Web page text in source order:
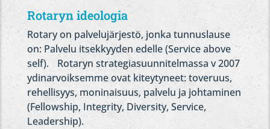
Rotaryn ideologia
Rotary on palvelujärjestö, jonka tunnuslause
on: Palvelu itsekkyyden edelle (Service above
self). Rotaryn strategiasuunnitelmassa v 2007
ydinarvoiksemme ovat kiteytyneet: toveruus,
rehellisyys, moninaisuus, palvelu ja johtaminen
(Fellowship, Integrity, Diversity, Service,
Leadership).